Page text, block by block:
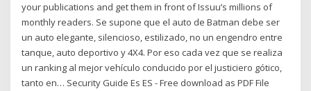
your publications and get them in front of Issuu’s millions of
monthly readers. Se supone que el auto de Batman debe ser
un auto elegante, silencioso, estilizado, no un engendro entre
tanque, auto deportivo y 4X4. Por eso cada vez que se realiza
un ranking al mejor vehículo conducido por el justiciero gótico,
tanto en… Security Guide Es ES - Free download as PDF File